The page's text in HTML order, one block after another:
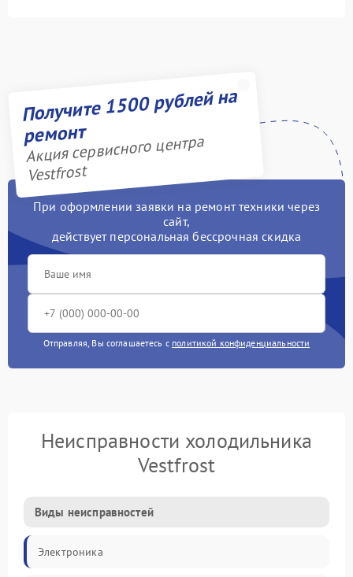
Получите 1500 рублей на
ремонт
Акция сервисного центра
Vestfrost
При оформлении заявки на ремонт техники через
сайт,
действует персональная бессрочная скидка
Отправляя, Вы соглашаетесь с политикой конфиденциальности
Неисправности холодильника
Vestfrost
Виды неисправностей
Электроника